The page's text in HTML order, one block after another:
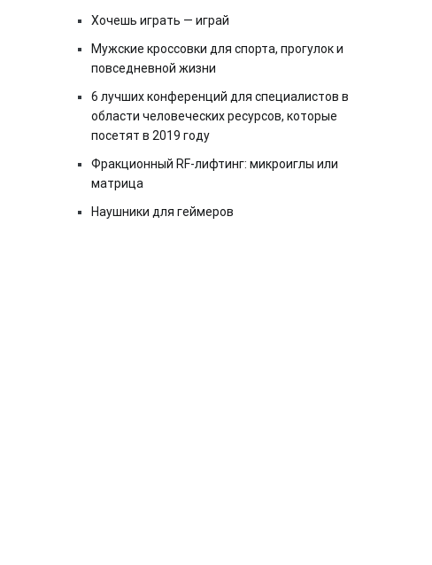
Хочешь играть — играй
Мужские кроссовки для спорта, прогулок и
повседневной жизни
6 лучших конференций для специалистов в
области человеческих ресурсов, которые
посетят в 2019 году
Фракционный RF-лифтинг: микроиглы или
матрица
Наушники для геймеров